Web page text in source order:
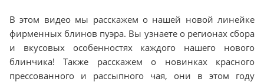
В этом видео мы расскажем о нашей новой линейке
фирменных блинов пуэра. Вы узнаете о регионах сбора
и вкусовых особенностях каждого нашего нового
блинчика! Также расскажем о новинках красного
прессованного и рассыпного чая, они в этом году